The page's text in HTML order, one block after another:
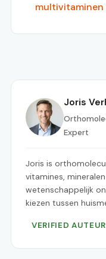
Joris
Expert
Joris is
vitamines,
wetenschappelijk
kiezen tussen
VERIFIED AUTEUR